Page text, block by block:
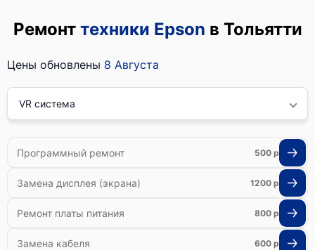
Ремонт техники Epson в Тольятти
Цены обновлены 8 Августа
VR система
Программный ремонт 500 р
Замена дисплея (экрана) 1200 р
Ремонт платы питания 800 р
Замена кабеля 600 р